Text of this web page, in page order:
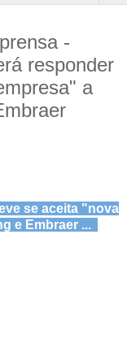
-
responder
a
se aceita "nova
e Embraer ...